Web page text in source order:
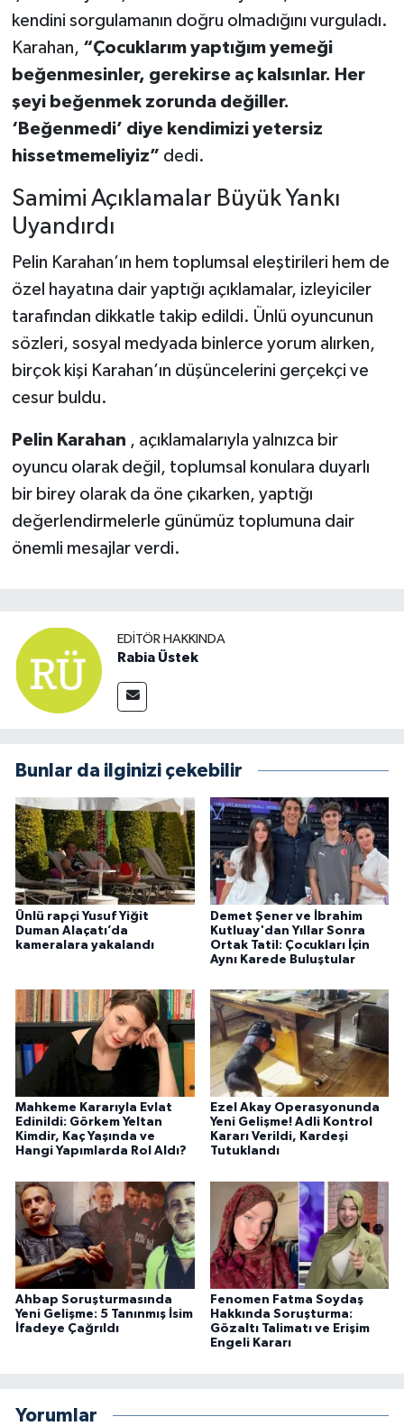
kendini sorgulamanın doğru olmadığını vurguladı.
Karahan, “Çocuklarım yaptığım yemeği
beğenmesinler, gerekirse aç kalsınlar. Her
şeyi beğenmek zorunda değiller.
‘Beğenmedi’ diye kendimizi yetersiz
hissetmemeliyiz” dedi.
Samimi Açıklamalar Büyük Yankı
Uyandırdı
Pelin Karahan’ın hem toplumsal eleştirileri hem de
özel hayatına dair yaptığı açıklamalar, izleyiciler
tarafından dikkatle takip edildi. Ünlü oyuncunun
sözleri, sosyal medyada binlerce yorum alırken,
birçok kişi Karahan’ın düşüncelerini gerçekçi ve
cesur buldu.
Pelin Karahan , açıklamalarıyla yalnızca bir
oyuncu olarak değil, toplumsal konulara duyarlı
bir birey olarak da öne çıkarken, yaptığı
değerlendirmelerle günümüz toplumuna dair
önemli mesajlar verdi.
EDITÖR HAKKINDA
Rabia Üstek
Bunlar da ilginizi çekebilir
Ünlü rapçi Yusuf Yiğit
Duman Alaçatı’da
kameralara yakalandı
Demet Şener ve İbrahim
Kutluay'dan Yıllar Sonra
Ortak Tatil: Çocukları İçin
Aynı Karede Buluştular
Mahkeme Kararıyla Evlat
Edinildi: Görkem Yeltan
Kimdir, Kaç Yaşında ve
Hangi Yapımlarda Rol Aldı?
Ezel Akay Operasyonunda
Yeni Gelişme! Adli Kontrol
Kararı Verildi, Kardeşi
Tutuklandı
Ahbap Soruşturmasında
Yeni Gelişme: 5 Tanınmış İsim
İfadeye Çağrıldı
Fenomen Fatma Soydaş
Hakkında Soruşturma:
Gözaltı Talimatı ve Erişim
Engeli Kararı
Yorumlar